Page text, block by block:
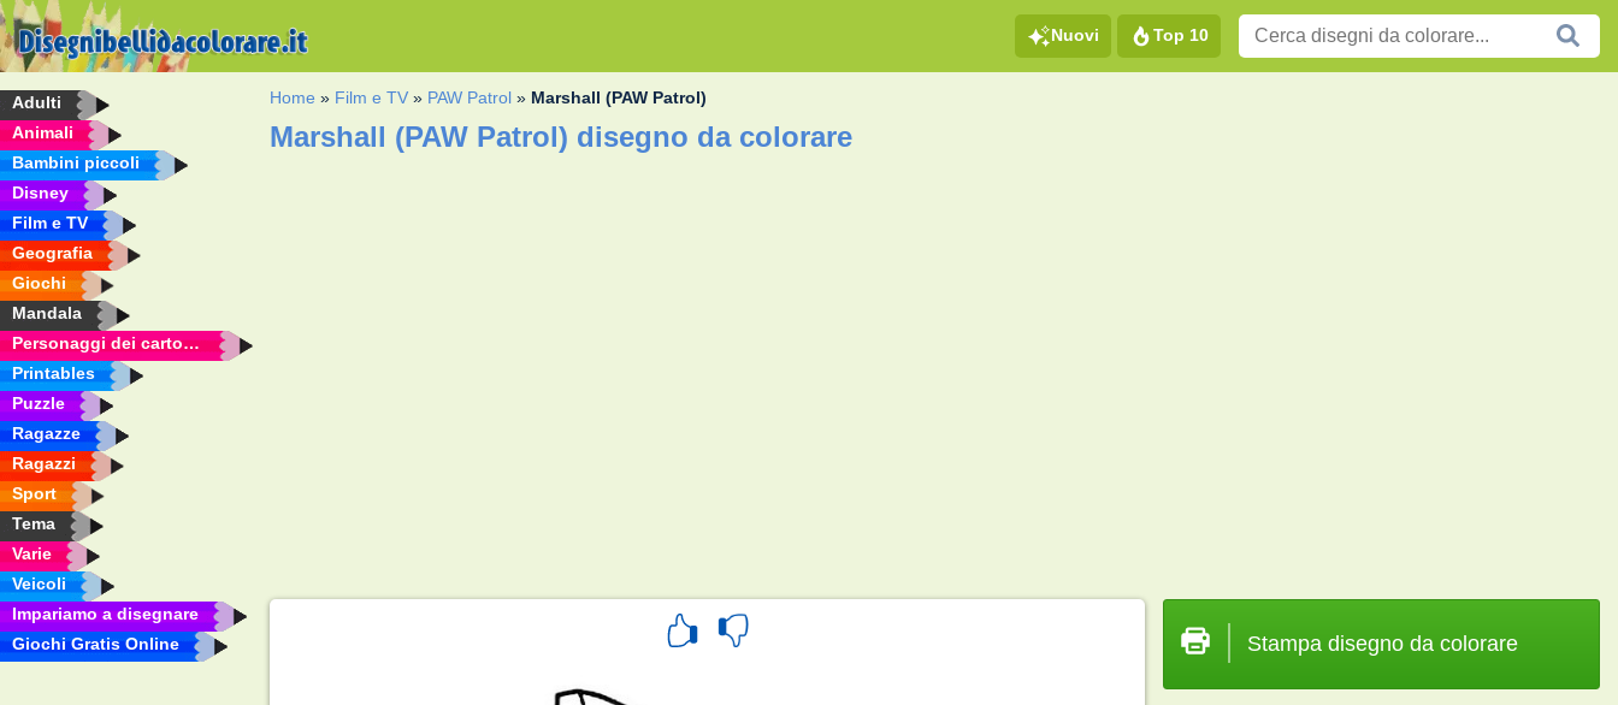
Nuovi Top 10
Adulti
Animali
Bambini piccoli
Disney
Film e TV
Geografia
Giochi
Mandala
Personaggi dei cartoni animati
Printables
Puzzle
Ragazze
Ragazzi
Sport
Tema
Varie
Veicoli
Impariamo a disegnare
Giochi Gratis Online
Home » Film e TV » PAW Patrol » Marshall (PAW Patrol)
Marshall (PAW Patrol) disegno da colorare
Stampa disegno da colorare